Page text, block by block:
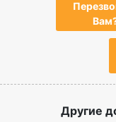
Другие